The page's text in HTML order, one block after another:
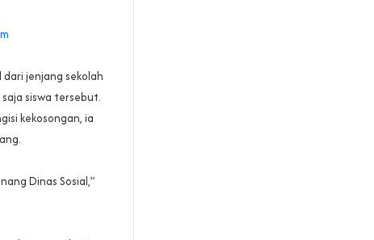
jenjang sekolah
siswa tersebut.
kekosongan, ia
Dinas Sosial,”